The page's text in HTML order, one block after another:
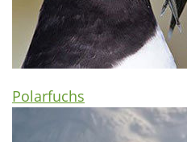
Polarfuchs